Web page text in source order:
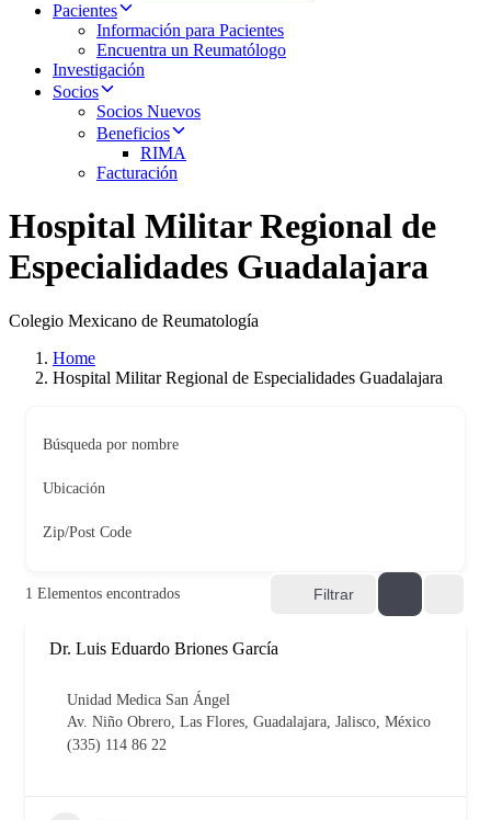
Pacientes
Información para Pacientes
Encuentra un Reumatólogo
Investigación
Socios
Socios Nuevos
Beneficios
RIMA
Facturación
Hospital Militar Regional de
Especialidades Guadalajara
Colegio Mexicano de Reumatología
Home
Hospital Militar Regional de Especialidades Guadalajara
Búsqueda por nombre
Ubicación
Zip/Post Code
1 Elementos encontrados Filtrar
Dr. Luis Eduardo Briones García
Unidad Medica San Ángel
Av. Niño Obrero, Las Flores, Guadalajara, Jalisco, México
(335) 114 86 22